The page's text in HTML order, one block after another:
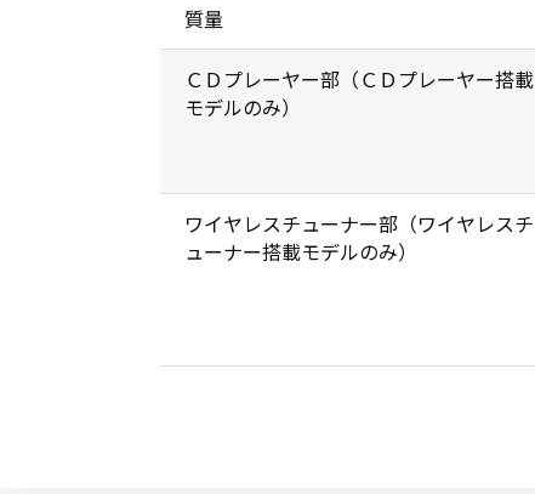
質量
ＣＤプレーヤー部（ＣＤプレーヤー搭載
モデルのみ）
ワイヤレスチューナー部（ワイヤレスチ
ューナー搭載モデルのみ）